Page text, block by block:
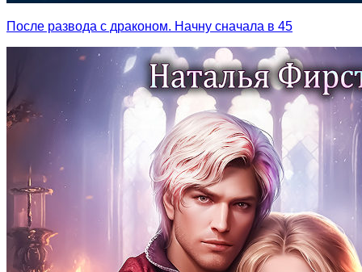
После развода с драконом. Начну сначала в 45